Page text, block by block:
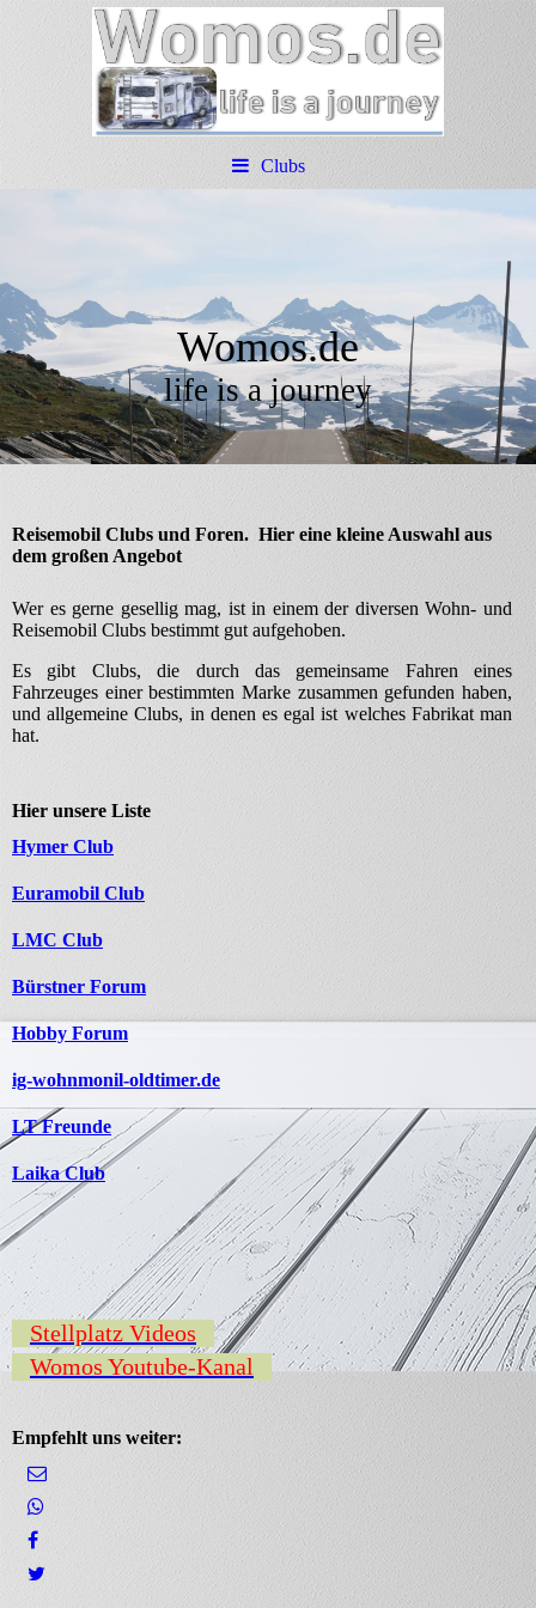
Clubs
Womos.de
life is a journey
Reisemobil Clubs und Foren. Hier eine kleine Auswahl aus
dem großen Angebot
Wer es gerne gesellig mag, ist in einem der diversen Wohn- und
Reisemobil Clubs bestimmt gut aufgehoben.
Es gibt Clubs, die durch das gemeinsame Fahren eines
Fahrzeuges einer bestimmten Marke zusammen gefunden haben,
und allgemeine Clubs, in denen es egal ist welches Fabrikat man
hat.
Hier unsere Liste
Hymer Club
Euramobil Club
LMC Club
Bürstner Forum
Hobby Forum
ig-wohnmonil-oldtimer.de
LT Freunde
Laika Club
Stellplatz Videos
Womos Youtube-Kanal
Empfehlt uns weiter: